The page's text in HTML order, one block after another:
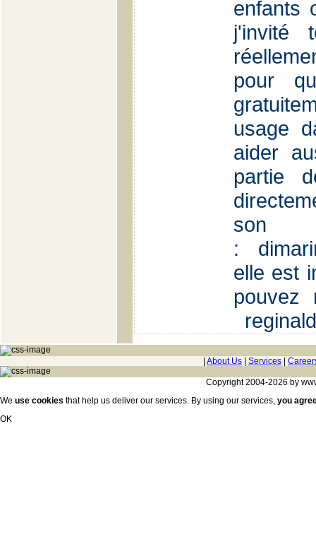
enfants
j'invité
pour
usage
aider
partie
:
elle est
pouvez
About Us Services
Copyright 2004-2026 by
We use cookies that help us deliver our services. By using our services, you
OK